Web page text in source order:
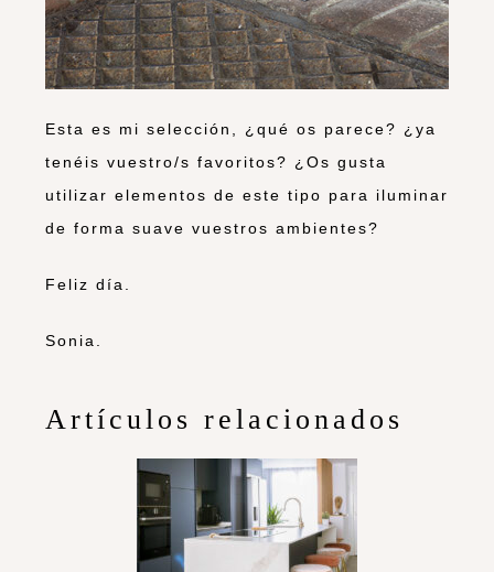
Esta es mi selección, ¿qué os parece? ¿ya
tenéis vuestro/s favoritos? ¿Os gusta
utilizar elementos de este tipo para iluminar
de forma suave vuestros ambientes?
Feliz día.
Sonia.
Artículos relacionados